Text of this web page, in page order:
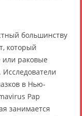
большинству
который
или раковые
в Нью-
Pap
занимается